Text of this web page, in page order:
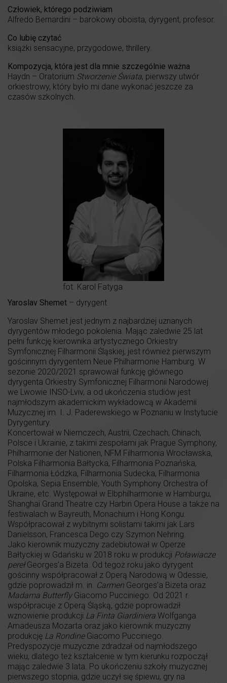
Człowiek, którego podziwiam
Alfredo Bernardini – barokowy oboista, dyrygent, profesor.
Co lubię czytać
książki sensacyjne, przygodowe, thrillery.
Kompozycja, która jest dla mnie szczególnie ważna
Haydn – Oratorium Stworzenie Świata, pierwszy utwór
orkiestrowy, który było mi dane wykonać jeszcze za
czasów szkolnych.
fot. Karol Fatyga
Yaroslav Shemet – dyrygent
Yaroslav Shemet jest jednym z najbardziej uznanych
dyrygentów młodego pokolenia. Mając zaledwie 25 lat
pełni funkcję kierownika artystycznego Orkiestry
Symfonicznej Filharmonii Śląskiej, jest również pierwszym
gościnnym dyrygentem Neue Philharmonie Hamburg. W
sezonie 2020/2021 sprawował funkcję głównego
dyrygenta Orkiestry Symfonicznej Filharmonii Narodowej
we Lwowie INSO-Lviv, a od ukończenia studiów jest
najmłodszym akademickim wykładowcą w Akademii
Muzycznej im. I. J. Paderewskiego w Poznaniu w Instytucie
Dyrygentury.
Koncertował w Niemczech, Austrii, Czechach, Chinach,
Polsce i Ukrainie, z takimi zespołami jak Prague Symphony,
Philharmonie der Nationen, NFM Filharmonia Wrocławska,
Polska Filharmonia Bałtycka, Filharmonia Poznańska,
Filharmonia Łódzka, Filharmonia Sudecka, Filharmonia
Opolska, Sepia Ensemble, Youth Symphony Orchestra of
Ukraine, etc. Występował w Elbphilharmonie w Hamburgu,
Shanghai Grand Theatre czy Harbin Opera House a także na
festiwalach w Bayreuth, Monachium i Hong Kongu.
Współpracował z wybitnymi solistami takimi jak Lars
Danielsson, Francesca Dego czy Szymon Nehring.
Jako kierownik muzyczny zadebiutował w Operze
Bałtyckiej w Gdańsku w 2018 roku w produkcji Poławiacze
perełGeorges’a Bizeta. Od tegoż roku jako dyrygent
gościnny współpracował z Operą Narodową w Odessie,
gdzie poprowadził m. in. Carmen Georges’a Bizeta oraz
Madama ButterflyGiacomo Pucciniego. Od 2021 r.
współpracuje z Operą Śląską, gdzie poprowadził
wznowienie produkcji La Finta Giardiniera Wolfganga
Amadeusza Mozarta oraz jako kierownik muzyczny
produkcję La RondineGiacomo Pucciniego.
Predyspozycje muzyczne zdradzał od najmłodszego
wieku, dlatego też kształcenie w tym kierunku rozpoczął
mając zaledwie 3 lata. Po ukończeniu szkoły muzycznej
pierwszego stopnia, gdzie uczył się śpiewu, gry na